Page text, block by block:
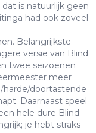
is natuurlijk geen
had ook zoveel
Belangrijkste
versie van Blind
twee seizoenen
meer
harde/doortastende
Daarnaast speel
hele dure Blind
je hebt straks